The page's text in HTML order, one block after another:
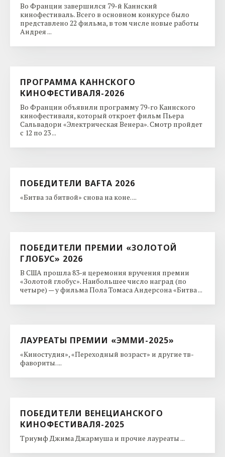
Во Франции завершился 79-й Каннский
кинофестиваль. Всего в основном конкурсе было
представлено 22 фильма, в том числе новые работы
Андрея ...
ПРОГРАММА КАННСКОГО
КИНОФЕСТИВАЛЯ-2026
Во Франции объявили программу 79-го Каннского
кинофестиваля, который откроет фильм Пьера
Сальвадори «Электрическая Венера». Смотр пройдет
с 12 по 23 ...
ПОБЕДИТЕЛИ BAFTA 2026
«Битва за битвой» снова на коне. ...
ПОБЕДИТЕЛИ ПРЕМИИ «ЗОЛОТОЙ
ГЛОБУС» 2026
В США прошла 83-я церемония вручения премии
«Золотой глобус». Наибольшее число наград (по
четыре) — у фильма Пола Томаса Андерсона «Битва ...
ЛАУРЕАТЫ ПРЕМИИ «ЭММИ-2025»
«Киностудия», «Переходный возраст» и другие тв-
фавориты. ...
ПОБЕДИТЕЛИ ВЕНЕЦИАНСКОГО
КИНОФЕСТИВАЛЯ-2025
Триумф Джима Джармуша и прочие лауреаты ...